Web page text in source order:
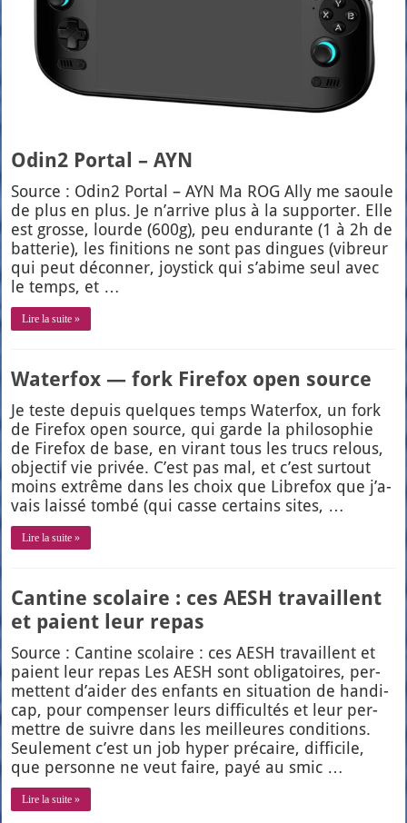
Odin2 Portal – AYN
Source : Odin2 Por­tal – AYN Ma ROG Ally me saoule
de plus en plus. Je n’ar­rive plus à la sup­por­ter. Elle
est grosse, lourde (600g), peu endu­rante (1 à 2h de
bat­te­rie), les fini­tions ne sont pas dingues (vibreur
qui peut décon­ner, joys­tick qui s’a­bime seul avec
le temps, et …
Lire la suite »
Waterfox — fork Firefox open source
Je teste depuis quelques temps Water­fox, un fork
de Fire­fox open source, qui garde la phi­lo­so­phie
de Fire­fox de base, en virant tous les trucs relous,
objec­tif vie pri­vée. C’est pas mal, et c’est sur­tout
moins extrême dans les choix que Libre­fox que j’a­
vais lais­sé tom­bé (qui casse cer­tains sites, …
Lire la suite »
Cantine scolaire : ces AESH travaillent
et paient leur repas
Source : Can­tine sco­laire : ces AESH tra­vaillent et
paient leur repas Les AESH sont obli­ga­toires, per­
mettent d’ai­der des enfants en situa­tion de han­di­
cap, pour com­pen­ser leurs dif­fi­cul­tés et leur per­
mettre de suivre dans les meilleures condi­tions.
Seule­ment c’est un job hyper pré­caire, dif­fi­cile,
que per­sonne ne veut faire, payé au smic …
Lire la suite »